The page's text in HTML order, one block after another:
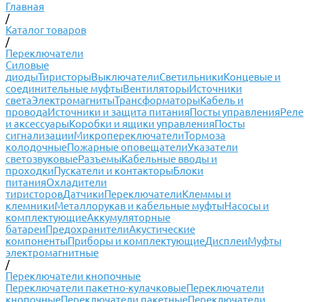
Главная
/
Каталог товаров
/
Переключатели
Силовые
диодыТиристорыВыключателиСветильникиКонцевые и
соединительные муфтыВентиляторыИсточники
светаЭлектромагнитыТрансформаторыКабель и
проводаИсточники и защита питанияПосты управленияРеле
и аксессуарыКоробки и ящики управленияПосты
сигнализацииМикропереключателиТормоза
колодочныеПожарные оповещателиУказатели
светозвуковыеРазъемыКабельные вводы и
проходкиПускатели и контакторыБлоки
питанияОхладители
тиристоровДатчикиПереключателиКлеммы и
клемникиМеталлорукав и кабельные муфтыНасосы и
комплектующиеАккумуляторные
батареиПредохранителиАкустические
компонентыПриборы и комплектующиеДисплеиМуфты
электромагнитные
/
Переключатели кнопочные
Переключатели пакетно-кулачковыеПереключатели
кнопочныеПереключатели пакетныеПереключатели